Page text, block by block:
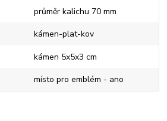
průměr kalichu 70 mm
kámen-plat-kov
kámen 5x5x3 cm
místo pro emblém - ano